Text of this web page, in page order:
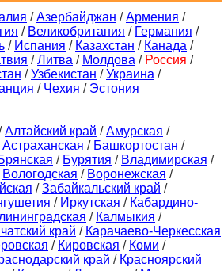
/Азербайджан /Армения /
/ Великобритания / Германия /
/ Испания / Казахстан / Канада /
/Литва / Молдова / Россия /
/Узбекистан /Украина /
/ Чехия / Эстония
Алтайский край /Амурская /
Астраханская / Башкортостан /
/ Бурятия / Владимирская /
Вологодская / Воронежская /
/Забайкальский край /
/ Иркутская / Кабардино-
/ Калмыкия /
край / Карачаево-Черкесская
/ Кировская / Коми /
край / Красноярский